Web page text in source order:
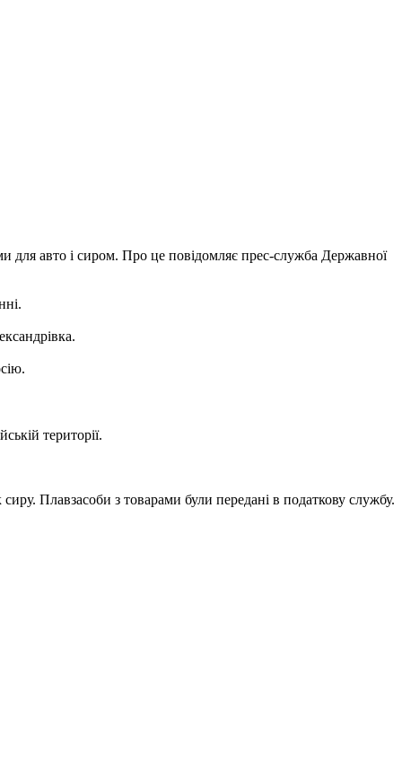
для авто і сиром. Про це повідомляє прес-служба Державної
території.
Плавзасоби з товарами були передані в податкову службу.